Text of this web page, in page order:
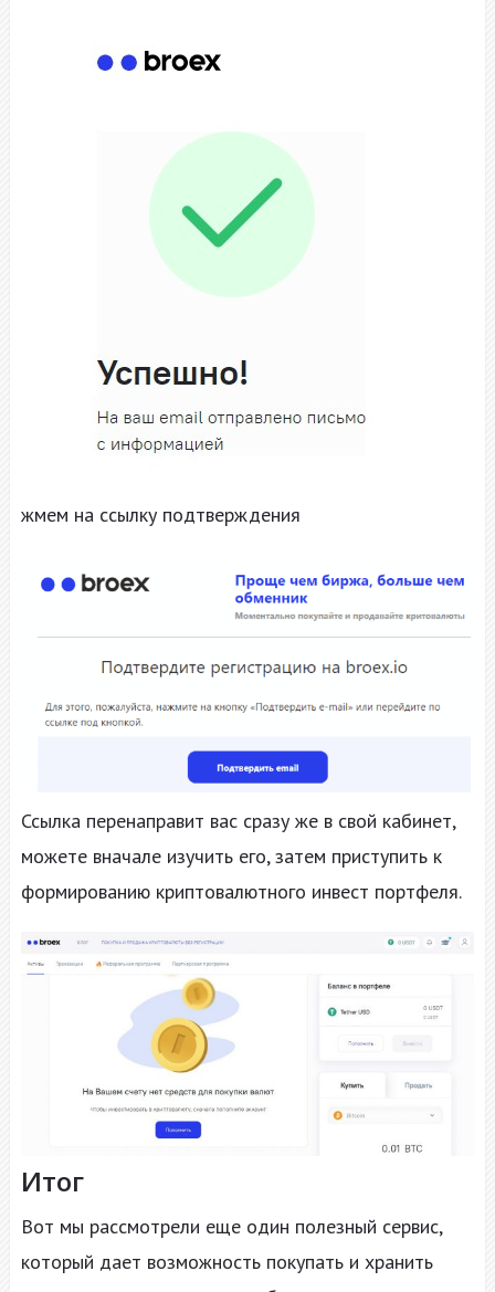
жмем на ссылку подтверждения
Ссылка перенаправит вас сразу же в свой кабинет,
можете вначале изучить его, затем приступить к
формированию криптовалютного инвест портфеля.
Итог
Вот мы рассмотрели еще один полезный сервис,
который дает возможность покупать и хранить